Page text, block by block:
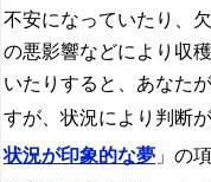
不安になっていたり、
の悪影響などにより収
いたりすると、あなた
すが、状況により判断
状況が印象的な夢 」の